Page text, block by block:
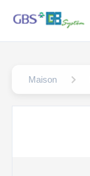
Maison